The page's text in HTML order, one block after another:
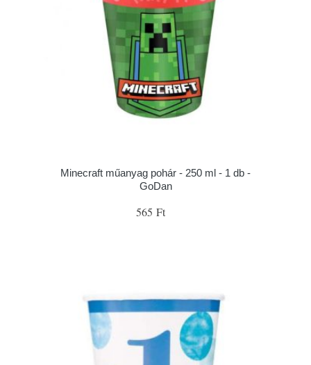
Minecraft műanyag pohár - 250 ml - 1 db -
GoDan
565 Ft